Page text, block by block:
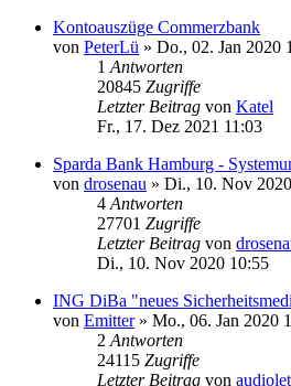
Kontoauszüge Commerzbank
von PeterLü » Do., 02. Jan 2020
1 Antworten
20845 Zugriffe
Letzter Beitrag von Katel
Fr., 17. Dez 2021 11:03
Sparda Bank Hamburg -
von drosenau » Di., 10. Nov
4 Antworten
27701 Zugriffe
Letzter Beitrag von
Di., 10. Nov 2020 10:55
ING DiBa "neues
von Emitter» Mo., 06. Jan 2020
2 Antworten
24115 Zugriffe
Letzter Beitrag von audiolet